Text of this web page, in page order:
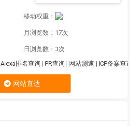
移动权重：
月浏览数：17次
日浏览数：3次
Alexa排名查询 | PR查询 | 网站测速 | ICP备案查
网站直达